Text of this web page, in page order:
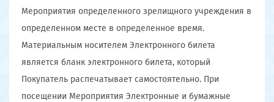
Мероприятия определенного зрелищного учреждения в
определенном месте в определенное время.
Материальным носителем Электронного билета
является бланк электронного билета, который
Покупатель распечатывает самостоятельно. При
посещении Мероприятия Электронные и бумажные